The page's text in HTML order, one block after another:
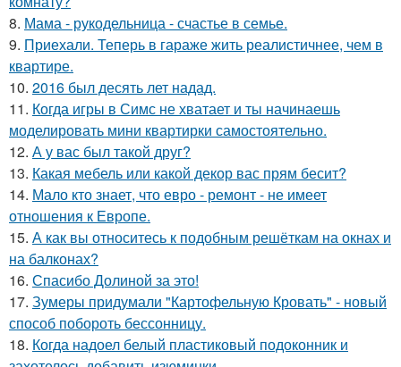
8. Мама - рукодельница - счастье в семье.
9. Приехали. Теперь в гараже жить реалистичнее, чем в
квартире.
10. 2016 был десять лет надад.
11. Когда игры в Симс не хватает и ты начинаешь
моделировать мини квартирки самостоятельно.
12. А у вас был такой друг?
13. Какая мебель или какой декор вас прям бесит?
14. Мало кто знает, что евро - ремонт - не имеет
отношения к Европе.
15. А как вы относитесь к подобным решёткам на окнах и
на балконах?
16. Спасибо Долиной за это!
17. Зумеры придумали "Картофельную Кровать" - новый
способ побороть бессонницу.
18. Когда надоел белый пластиковый подоконник и